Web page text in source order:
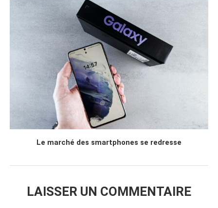
Le marché des smartphones se redresse
LAISSER UN COMMENTAIRE